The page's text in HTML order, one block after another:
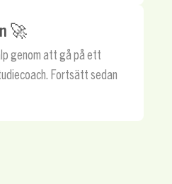
🚀
genom att gå på ett
Fortsätt sedan